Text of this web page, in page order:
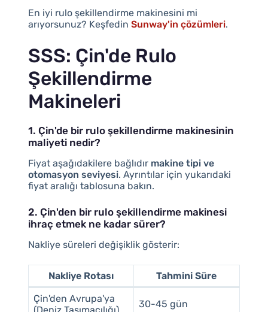
En iyi rulo şekillendirme makinesini mi
arıyorsunuz? Keşfedin Sunway'in çözümleri.
SSS: Çin'de Rulo
Şekillendirme
Makineleri
1. Çin'de bir rulo şekillendirme makinesinin
maliyeti nedir?
Fiyat aşağıdakilere bağlıdır makine tipi ve
otomasyon seviyesi. Ayrıntılar için yukarıdaki
fiyat aralığı tablosuna bakın.
2. Çin'den bir rulo şekillendirme makinesi
ihraç etmek ne kadar sürer?
Nakliye süreleri değişiklik gösterir:
Nakliye Rotası
Tahmini Süre
Çin'den Avrupa'ya
30-45 gün